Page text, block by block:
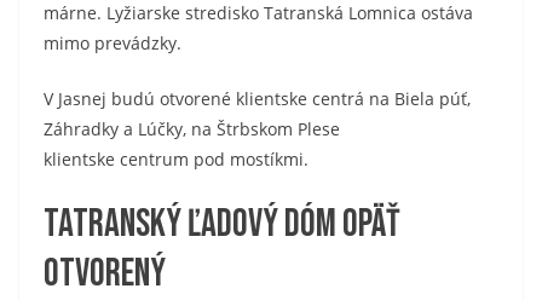
márne. Lyžiarske stredisko Tatranská Lomnica ostáva
mimo prevádzky.
V Jasnej budú otvorené klientske centrá na Biela púť,
Záhradky a Lúčky, na Štrbskom Plese
klientske centrum pod mostíkmi.
Tatranský ľadový dóm opäť
otvorený